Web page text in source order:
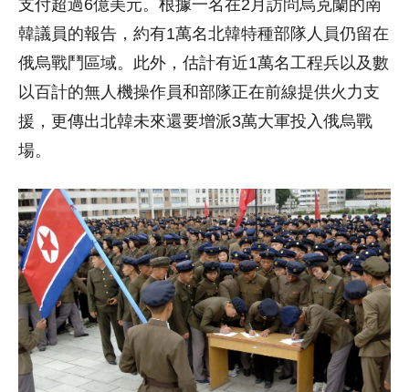
支付超過6億美元。根據一名在2月訪問烏克蘭的南
韓議員的報告，約有1萬名北韓特種部隊人員仍留在
俄烏戰鬥區域。此外，估計有近1萬名工程兵以及數
以百計的無人機操作員和部隊正在前線提供火力支
援，更傳出北韓未來還要增派3萬大軍投入俄烏戰
場。